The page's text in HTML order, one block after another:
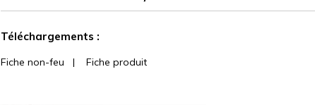
Téléchargements :
Fiche non-feu | Fiche produit